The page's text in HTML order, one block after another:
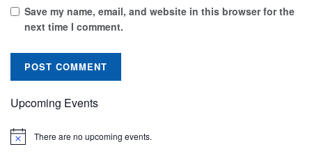
Save my name, email, and website in this browser for the
next time I comment.
Upcoming Events
There are no upcoming events.